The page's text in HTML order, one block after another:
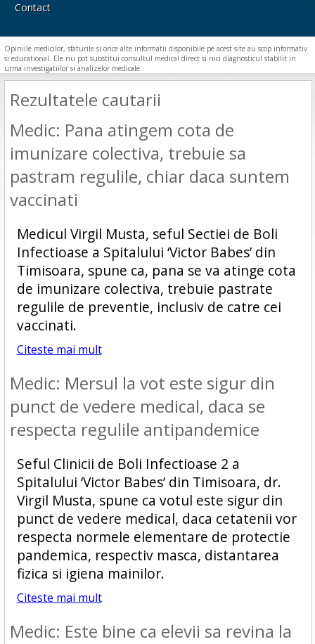
Contact
Opiniile medicilor, sfaturile si orice alte informatii disponibile pe acest site au scop informativ
si educational. Ele nu pot substitui consultul medical direct si nici diagnosticul stabilit in
urma investigatiilor si analizelor medicale.
Rezultatele cautarii
Medic: Pana atingem cota de
imunizare colectiva, trebuie sa
pastram regulile, chiar daca suntem
vaccinati
Medicul Virgil Musta, seful Sectiei de Boli
Infectioase a Spitalului ‘Victor Babes’ din
Timisoara, spune ca, pana se va atinge cota
de imunizare colectiva, trebuie pastrate
regulile de preventie, inclusiv de catre cei
vaccinati.
Citeste mai mult
Medic: Mersul la vot este sigur din
punct de vedere medical, daca se
respecta regulile antipandemice
Seful Clinicii de Boli Infectioase 2 a
Spitalului ‘Victor Babes’ din Timisoara, dr.
Virgil Musta, spune ca votul este sigur din
punct de vedere medical, daca cetatenii vor
respecta normele elementare de protectie
pandemica, respectiv masca, distantarea
fizica si igiena mainilor.
Citeste mai mult
Medic: Este bine ca elevii sa revina la